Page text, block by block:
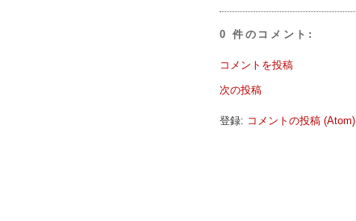
0 件のコメント:
コメントを投稿
次の投稿
登録: コメントの投稿 (Atom)